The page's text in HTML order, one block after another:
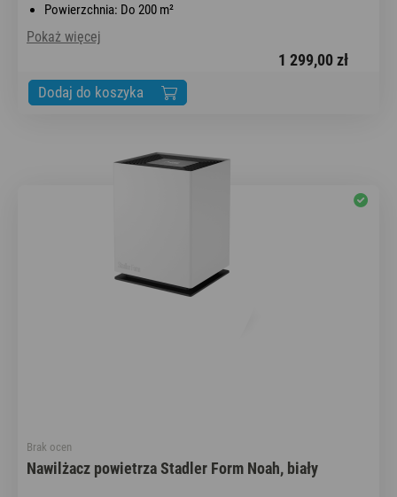
Powierzchnia: Do 200 m²
Pokaż więcej
1 299,00 zł
Dodaj do koszyka
Brak ocen
Nawilżacz powietrza Stadler Form Noah, biały